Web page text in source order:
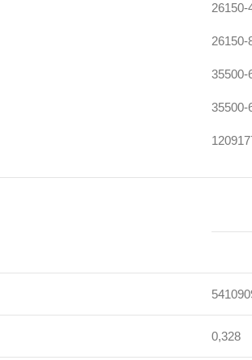
26150-
26150-
35500-
35500-
0,328